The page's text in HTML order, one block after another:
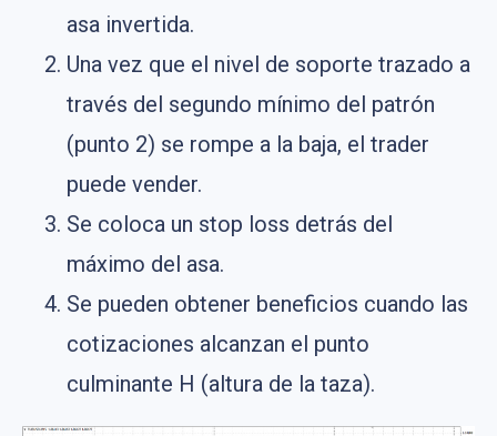
asa invertida.
Una vez que el nivel de soporte trazado a
través del segundo mínimo del patrón
(punto 2) se rompe a la baja, el trader
puede vender.
Se coloca un stop loss detrás del
máximo del asa.
Se pueden obtener beneficios cuando las
cotizaciones alcanzan el punto
culminante H (altura de la taza).